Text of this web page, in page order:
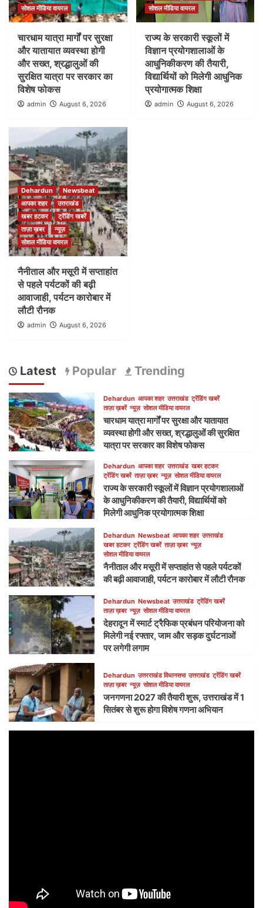
सोशल मीडिया वायरल
चारधाम यात्रा मार्गों पर सुरक्षा
और यातायात व्यवस्था होगी
और सख्त, श्रद्धालुओं की
सुरक्षित यात्रा पर सरकार का
विशेष फोकस
admin August 6, 2026
सोशल मीडिया वायरल
राज्य के सरकारी स्कूलों में
विज्ञान प्रयोगशालाओं के
आधुनिकीकरण की तैयारी,
विद्यार्थियों को मिलेगी आधुनिक
प्रयोगात्मक शिक्षा
admin August 6, 2026
Dehardun
Newsbeat
आपका शहर
उत्तराखंड
खबर हटकर
ट्रेंडिंग खबरें
ताज़ा ख़बर
न्यूज़
सोशल मीडिया वायरल
नैनीताल और मसूरी में सप्ताहांत
से पहले पर्यटकों की बढ़ी
आवाजाही, पर्यटन कारोबार में
लौटी रौनक
admin August 6, 2026
Latest Popular Trending
Dehardun आपका शहर उत्तराखंड ट्रेंडिंग खबरें
ताज़ा ख़बरें न्यूज़ सोशल मीडिया वायरल
चारधाम यात्रा मार्गों पर सुरक्षा और यातायात
व्यवस्था होगी और सख्त, श्रद्धालुओं की सुरक्षित
यात्रा पर सरकार का विशेष फोकस
Dehardun आपका शहर उत्तराखंड खबर हटकर
ट्रेंडिंग खबरें ताज़ा ख़बर न्यूज़ सोशल मीडिया वायरल
राज्य के सरकारी स्कूलों में विज्ञान प्रयोगशालाओं
के आधुनिकीकरण की तैयारी, विद्यार्थियों को
मिलेगी आधुनिक प्रयोगात्मक शिक्षा
Dehardun Newsbeat आपका शहर उत्तराखंड
खबर हटकर ट्रेंडिंग खबरें ताज़ा ख़बर न्यूज़
सोशल मीडिया वायरल
नैनीताल और मसूरी में सप्ताहांत से पहले पर्यटकों
की बढ़ी आवाजाही, पर्यटन कारोबार में लौटी रौनक
Dehardun Newsbeat उत्तराखंड ट्रेंडिंग खबरें
ताज़ा ख़बर न्यूज़ सोशल मीडिया वायरल
देहरादून में स्मार्ट ट्रैफिक प्रबंधन परियोजना को
मिलेगी नई रफ्तार, जाम और सड़क दुर्घटनाओं
पर लगेगी लगाम
Dehardun उत्तरराखंड विधानसभा उत्तराखंड ट्रेंडिंग खबरें
ताज़ा ख़बर न्यूज़ सोशल मीडिया वायरल
जनगणना 2027 की तैयारी शुरू, उत्तराखंड में 1
सितंबर से शुरू होगा विशेष गणना अभियान